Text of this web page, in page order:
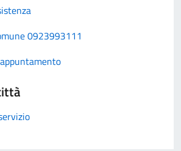
0923993111